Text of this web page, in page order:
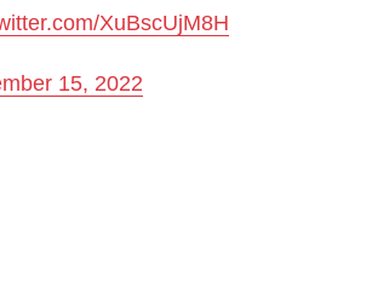
XuBscUjM8H
15, 2022